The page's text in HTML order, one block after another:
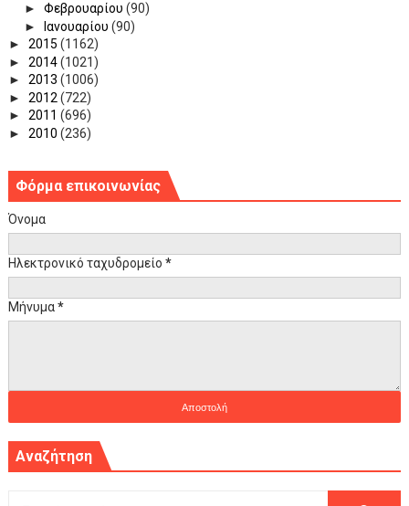
► Φεβρουαρίου (90)
►
Ιανουαρίου (90)
► 2015 (1162)
► 2014(1021)
► 2013 (1006)
► 2012 (722)
► 2011 (696)
► 2010 (236)
Φόρμα επικοινωνίας
Όνομα
Ηλεκτρονικό ταχυδρομείο *
Μήνυμα*
Αναζήτηση